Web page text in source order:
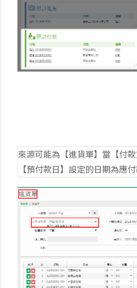
來源可能為【進貨單】當【付
【預付款日】設定的日期為應